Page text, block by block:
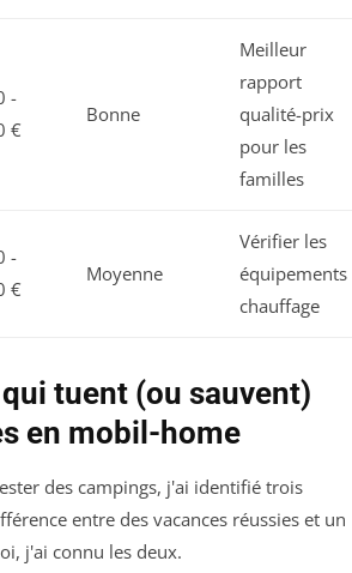
-
€
Bonne
Meilleur
rapport
qualité-prix
pour les
familles
-
€
Moyenne
Vérifier les
équipements
chauffage
tuent (ou sauvent)
en mobil-home
des campings, j'ai identifié trois
entre des vacances réussies et un
j'ai connu les deux.